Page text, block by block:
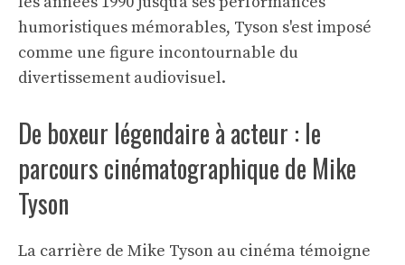
humoristiques mémorables, Tyson s'est imposé
comme une figure incontournable du
divertissement audiovisuel.
De boxeur légendaire à acteur : le
parcours cinématographique de Mike
Tyson
La carrière de Mike Tyson au cinéma témoigne